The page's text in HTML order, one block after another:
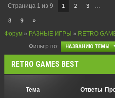
Страница 1 из 9 1 2 3 …
8 9 »
Форум » РАЗНЫЕ ИГРЫ » RETRO
Фильтр по:
RETRO GAMES BEST
Тема Ответы